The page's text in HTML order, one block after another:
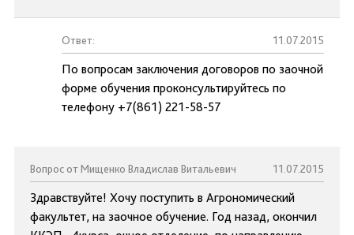
Ответ: 11.07.2015
По вопросам заключения договоров по заочной
форме обучения проконсультируйтесь по
телефону +7(861) 221-58-57
Вопрос от Мищенко Владислав Витальевич 11.07.2015
Здравствуйте! Хочу поступить в Агрономический
факультет, на заочное обучение. Год назад, окончил